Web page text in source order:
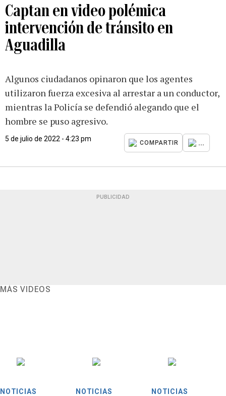
Captan en video polémica
intervención de tránsito en
Aguadilla
Algunos ciudadanos opinaron que los agentes
utilizaron fuerza excesiva al arrestar a un conductor,
mientras la Policía se defendió alegando que el
hombre se puso agresivo.
5 de julio de 2022 - 4:23 pm
COMPARTIR ...
PUBLICIDAD
MÁS VIDEOS
NOTICIAS NOTICIAS NOTICIAS